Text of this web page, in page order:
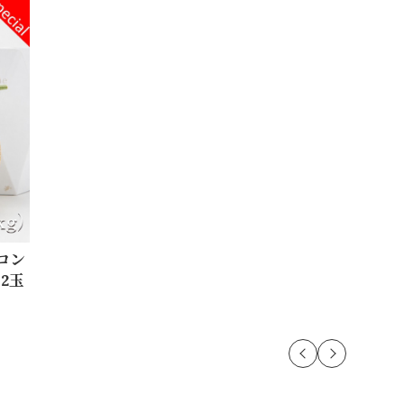
ン
玉